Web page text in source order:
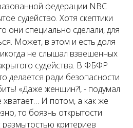
федерации NBC
судейство. Хотя скептики
они специально сделали, для
Может, в этом и есть доля
не слышал взвешенных
судейства. В ФБФР
делается ради безопасности
«Даже женщин?!, - подумал
хватает… И потом, а как же
то боязнь открытости
размытостью критериев